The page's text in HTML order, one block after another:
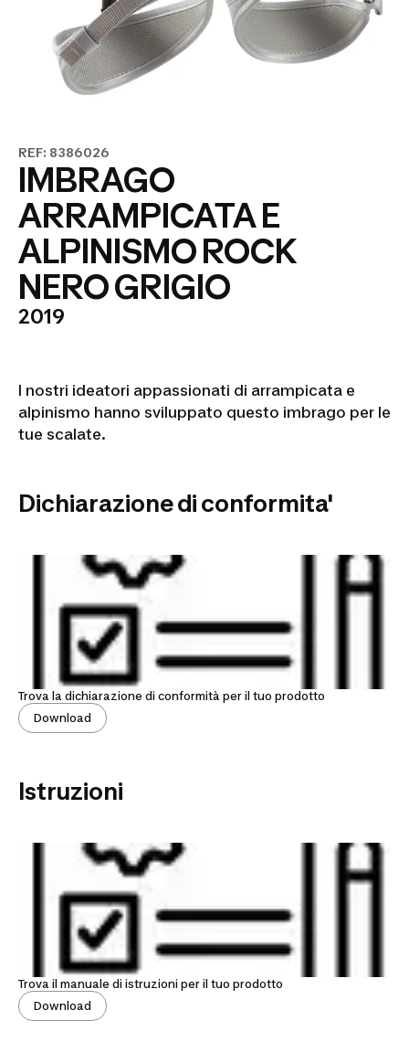
REF: 8386026
IMBRAGO
ARRAMPICATA E
ALPINISMO ROCK
NERO GRIGIO
2019
I nostri ideatori appassionati di arrampicata e
alpinismo hanno sviluppato questo imbrago per le
tue scalate.
Dichiarazione di conformita'
Trova la dichiarazione di conformità per il tuo prodotto
Download
Istruzioni
Trova il manuale di istruzioni per il tuo prodotto
Download